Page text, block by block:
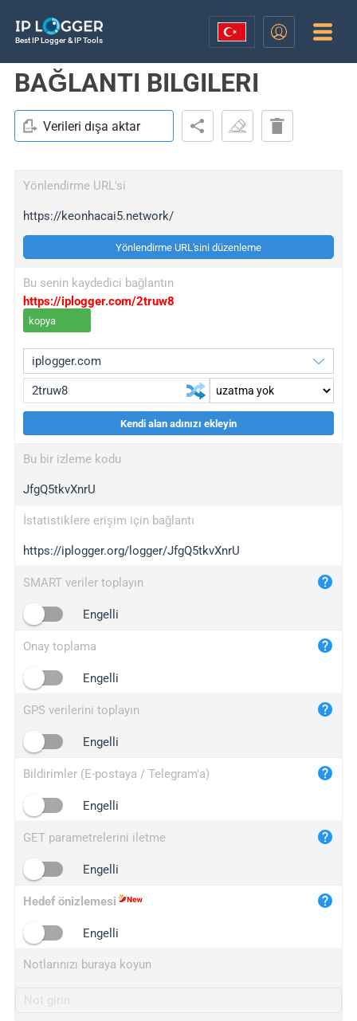
Best IP Logger & IP Tools
BAĞLANTI BILGILERI
Verileri dışa aktar
Yönlendirme URL'si
https://keonhacai5.network/
Yönlendirme URL'sini düzenleme
Bu senin kaydedici bağlantın
https://iplogger.com/2truw8
kopya
wl.gl
ed.tc
bc.ax
iplogger.com
maper.info
2no.co
yip.su
iplogger.info
Kendi alan adınızı ekleyin
Bu bir izleme kodu
JfgQ5tkvXnrU
İstatistiklere erişim için bağlantı
https://iplogger.org/logger/JfgQ5tkvXnrU
SMART veriler toplayın
Engelli
Onay toplama
Engelli
GPS verilerini toplayın
Engelli
Bildirimler (E-postaya / Telegram'a)
Engelli
GET parametrelerini iletme
Engelli
Hedef önizlemesi
Engelli
Notlarınızı buraya koyun